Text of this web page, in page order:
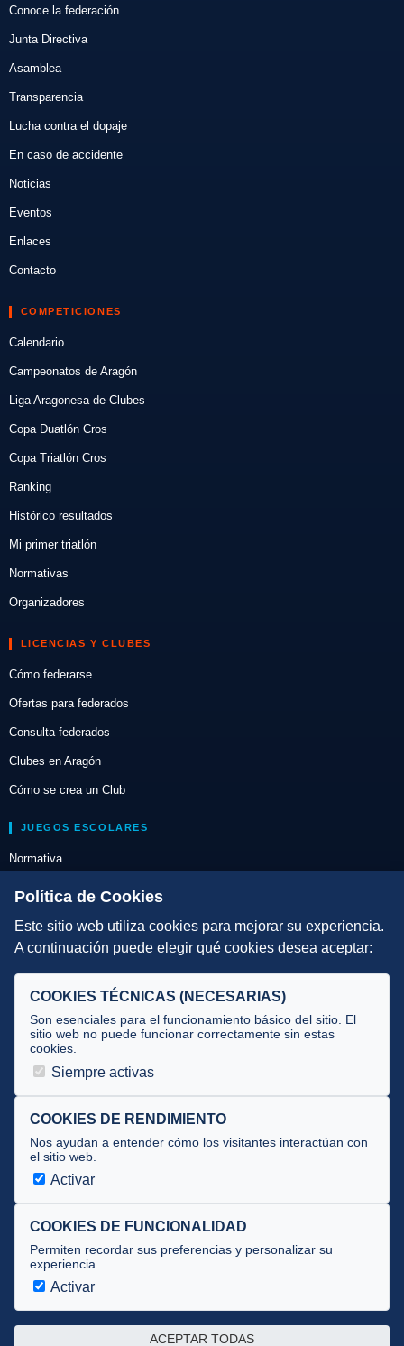
Conoce la federación
Junta Directiva
Asamblea
Transparencia
Lucha contra el dopaje
En caso de accidente
Noticias
Eventos
Enlaces
Contacto
COMPETICIONES
Calendario
Campeonatos de Aragón
Liga Aragonesa de Clubes
Copa Duatlón Cros
Copa Triatlón Cros
Ranking
Histórico resultados
Mi primer triatlón
Normativas
Organizadores
LICENCIAS Y CLUBES
Cómo federarse
Ofertas para federados
Consulta federados
Clubes en Aragón
Cómo se crea un Club
JUEGOS ESCOLARES
Normativa
Escuelas de Triatlón
DIRECCIÓN TÉCNICA
Selecciones
Tecnificación
JUECES Y OFICIALES
Documentos
Cursos
Circulares oficiales
Convocatorias y Equipaciones
Av. José Atarés 101, semisótano. 50018 Zaragoza
Política de Cookies
Este sitio web utiliza cookies para mejorar su experiencia.
A continuación puede elegir qué cookies desea aceptar:
COOKIES TÉCNICAS (NECESARIAS)
Son esenciales para el funcionamiento básico del sitio. El
sitio web no puede funcionar correctamente sin estas
cookies.
Siempre activas
COOKIES DE RENDIMIENTO
Nos ayudan a entender cómo los visitantes interactúan con
el sitio web.
Activar
COOKIES DE FUNCIONALIDAD
Permiten recordar sus preferencias y personalizar su
experiencia.
Activar
ACEPTAR TODAS